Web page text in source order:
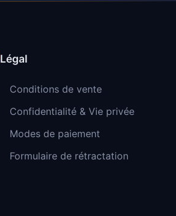
Légal
Conditions de vente
Confidentialité & Vie privée
Modes de paiement
Formulaire de rétractation